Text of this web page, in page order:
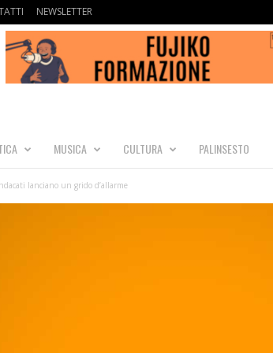
NEWSLETTER
MUSICA CULTURA PALINSESTO
lanciano un grido d’allarme